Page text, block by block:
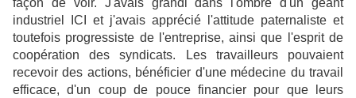
façon de voir. J'avais grandi dans l'ombre d'un géant
industriel ICI et j'avais apprécié l'attitude paternaliste et
toutefois progressiste de l'entreprise, ainsi que l'esprit de
coopération des syndicats. Les travailleurs pouvaient
recevoir des actions, bénéficier d'une médecine du travail
efficace, d'un coup de pouce financier pour que leurs